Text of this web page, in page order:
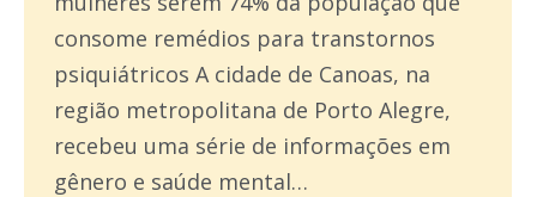
consome remédios para transtornos
psiquiátricos A cidade de Canoas, na
região metropolitana de Porto Alegre,
recebeu uma série de informações em
gênero e saúde mental…